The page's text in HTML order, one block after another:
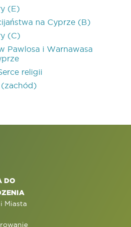
(E)
na Cyprze (B)
(C)
Pawlosa i Warnawasa
religii
DO
Miasta